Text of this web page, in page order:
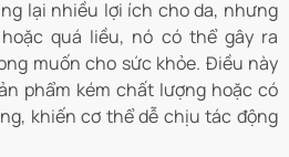
lại nhiều lợi ích cho da, nhưng
quá liều, nó có thể gây ra
muốn cho sức khỏe. Điều này
phẩm kém chất lượng hoặc có
khiến cơ thể dễ chịu tác động